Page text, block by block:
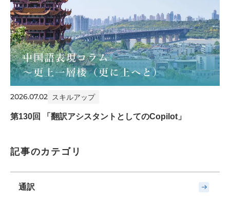
2026.07.02 スキルアップ
第130回 「翻訳アシスタントとしてのCopilot」
記事のカテゴリ
通訳